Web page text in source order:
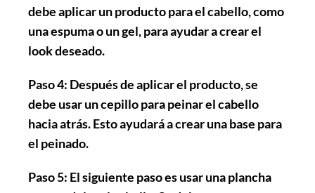
debe aplicar un producto para el cabello, como
una espuma o un gel, para ayudar a crear el
look deseado.
Paso 4: Después de aplicar el producto, se
debe usar un cepillo para peinar el cabello
hacia atrás. Esto ayudará a crear una base para
el peinado.
Paso 5: El siguiente paso es usar una plancha